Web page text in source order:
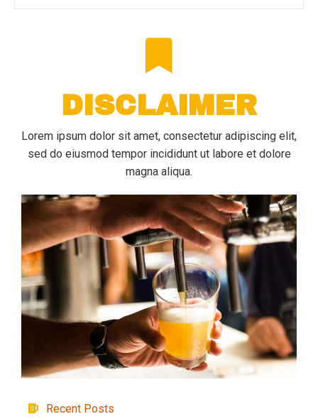
DISCLAIMER
Lorem ipsum dolor sit amet, consectetur adipiscing elit,
sed do eiusmod tempor incididunt ut labore et dolore
magna aliqua.
Recent Posts